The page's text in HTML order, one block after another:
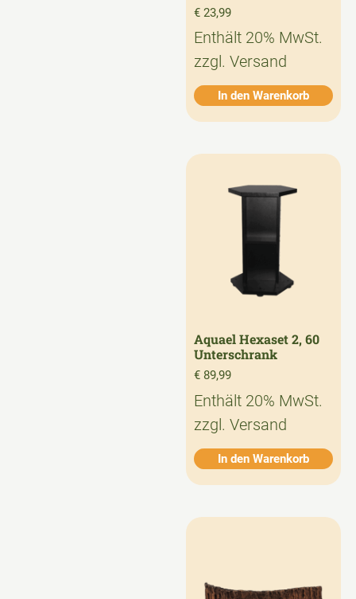
€ 23,99
Enthält 20% MwSt.
zzgl. Versand
In den Warenkorb
Aquael Hexaset 2, 60
Unterschrank
€ 89,99
Enthält 20% MwSt.
zzgl. Versand
In den Warenkorb